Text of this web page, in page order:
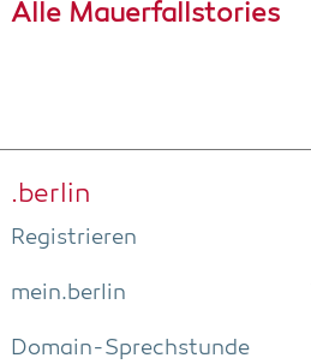
Alle Mau­er­falls­to­ries
.ber­lin
Regis­trie­ren
mein.berlin
Domain-Sprech­stun­de